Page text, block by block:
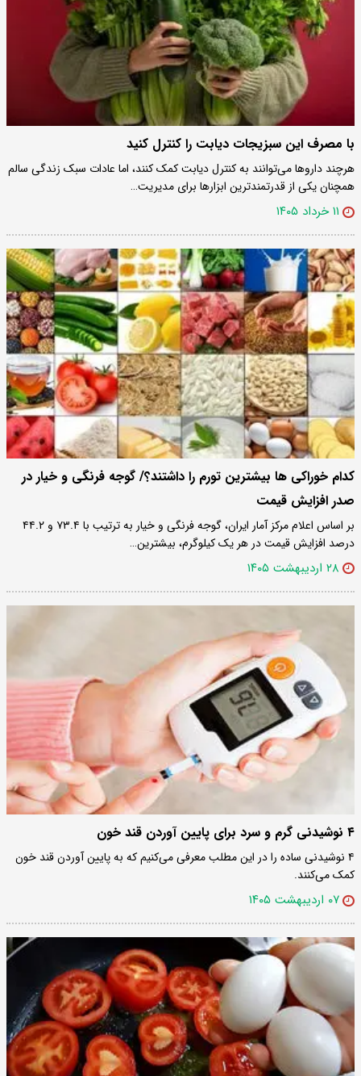
با مصرف این سبزیجات دیابت را کنترل کنید
هرچند داروها می‌توانند به کنترل دیابت کمک کنند، اما عادات سبک زندگی سالم
همچنان یکی از قدرتمندترین ابزارها برای مدیریت…
۱۱ خرداد ۱۴۰۵
کدام خوراکی ها بیشترین تورم را داشتند؟/ گوجه فرنگی و خیار در
صدر افزایش قیمت
بر اساس اعلام مرکز آمار ایران، گوجه فرنگی و خیار به ترتیب با ۷۳.۴ و ۴۴.۲
درصد افزایش قیمت در هر یک کیلوگرم، بیشترین…
۲۸ اردیبهشت ۱۴۰۵
۴ نوشیدنی گرم و سرد برای پایین آوردن قند خون
۴ نوشیدنی ساده را در این مطلب معرفی می‌کنیم که به پایین آوردن قند خون
کمک می‌کنند.
۰۷ اردیبهشت ۱۴۰۵